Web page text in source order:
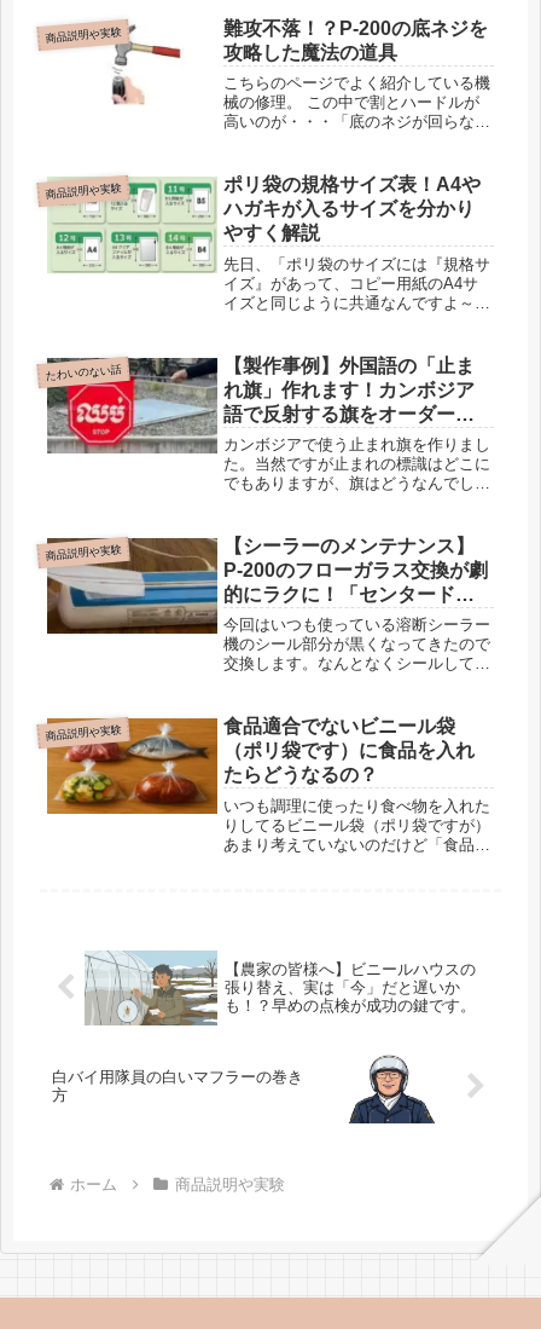
商品説明や実験
難攻不落！？P-200の底ネジを
攻略した魔法の道具
こちらのページでよく紹介している機
械の修理。 この中で割とハードルが
高いのが・・・「底のネジが回らない
れるのよね……。電源コードを変える
作業そのものより、この底フタを開
read more
商品説明や実験
ポリ袋の規格サイズ表！A4や
ハガキが入るサイズを分かり
やすく解説
先日、「ポリ袋のサイズには『規格サ
イズ』があって、コピー用紙のA4サ
イズと同じように共通なんですよ～」
れを買えばいいのよ？」って（笑）。
「200×300mm（ミリ）」なん read
more
たわいのない話
【製作事例】外国語の「止ま
れ旗」作れます！カンボジア
語で反射する旗をオーダーメ
イド
カンボジアで使う止まれ旗を作りまし
た。当然ですが止まれの標識はどこに
でもありますが、旗はどうなんでしょ
商品説明や実験
【シーラーのメンテナンス】
P-200のフローガラス交換が劇
的にラクに！「センタードラ
イシート」とは？
今回はいつも使っている溶断シーラー
機のシール部分が黒くなってきたので
交換します。なんとなくシールしてい
交換します。センタードライシートっ
て何？センタードライシート？聞きな
れ read more
商品説明や実験
食品適合でないビニール袋
（ポリ袋です）に食品を入れ
たらどうなるの？
いつも調理に使ったり食べ物を入れた
りしてるビニール袋（ポリ袋ですが）
あまり考えていないのだけど「食品衛
【農家の皆様へ】ビニールハウスの
張り替え、実は「今」だと遅いか
も！？早めの点検が成功の鍵です。
白バイ用隊員の白いマフラーの巻き
方
ホーム 商品説明や実験